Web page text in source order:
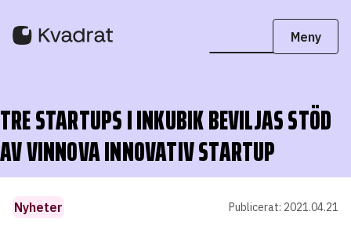
TRE STARTUPS I INKUBIK BEVILJAS STÖD
AV VINNOVA INNOVATIV STARTUP
Nyheter Publicerat: 2021.04.21